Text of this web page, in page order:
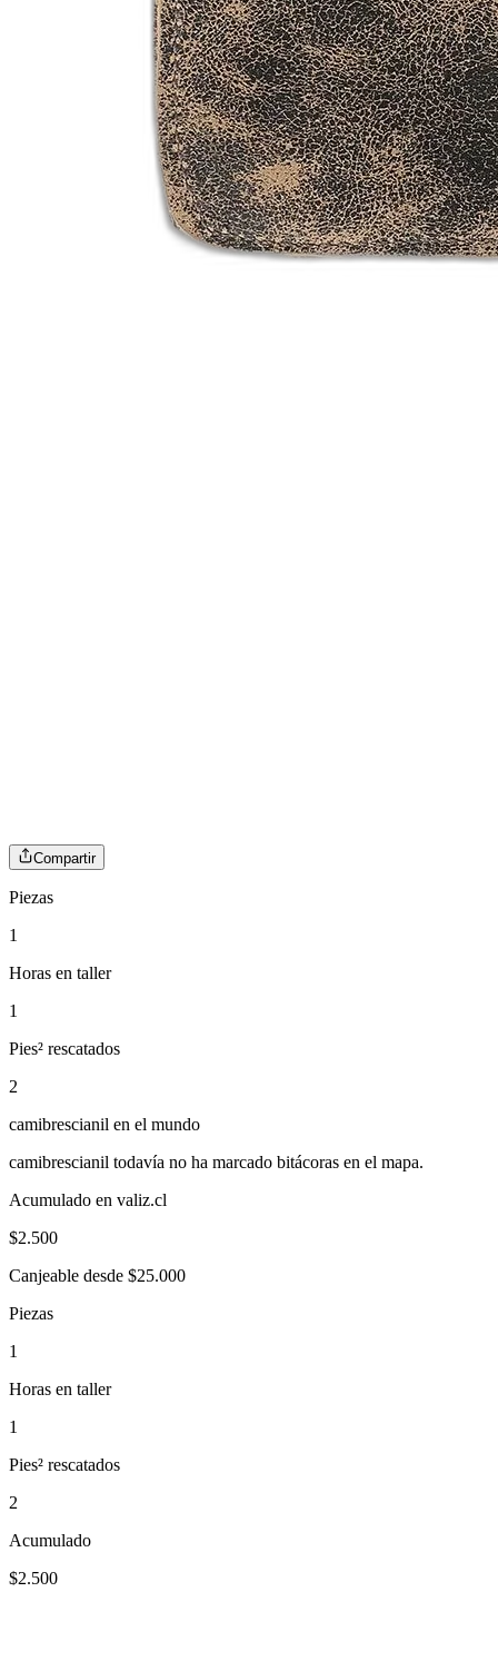
Compartir
Piezas
1
Horas en taller
1
Pies² rescatados
2
camibrescianil en el mundo
camibrescianil todavía no ha marcado bitácoras en el mapa.
Acumulado en valiz.cl
$2.500
Canjeable desde $25.000
Piezas
1
Horas en taller
1
Pies² rescatados
2
Acumulado
$2.500